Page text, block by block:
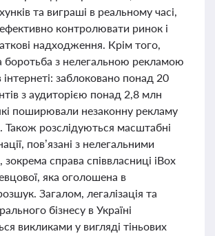
та виграші в реальному часі,
контролювати ринок і
надходження. Крім того,
боротьба з нелегальною рекламою
інтернеті: заблоковано понад 20
з аудиторією понад 2,8 млн
поширювали незаконну рекламу
Також розслідуються масштабні
пов’язані з нелегальними
справа співвласниці iBox
яка оголошена в
Загалом, легалізація та
бізнесу в Україні
викликами у вигляді тіньових